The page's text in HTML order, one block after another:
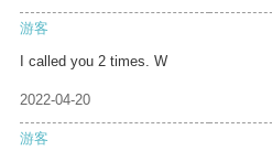
游客
I called you 2 times. W
2022-04-20
游客